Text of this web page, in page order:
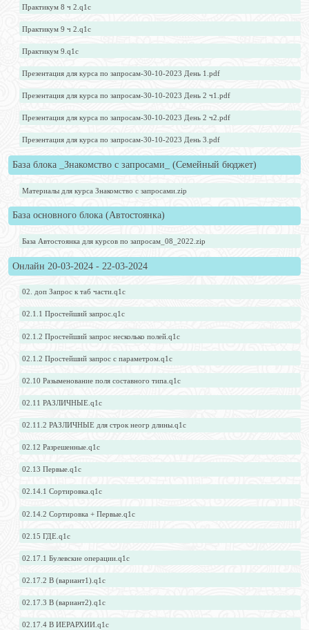
Практикум 8 ч 2.q1c
Практикум 9 ч 2.q1c
Практикум 9.q1c
Презентация для курса по запросам-30-10-2023 День 1.pdf
Презентация для курса по запросам-30-10-2023 День 2 ч1.pdf
Презентация для курса по запросам-30-10-2023 День 2 ч2.pdf
Презентация для курса по запросам-30-10-2023 День 3.pdf
База блока _Знакомство с запросами_ (Семейный бюджет)
Материалы для курса Знакомство с запросами.zip
База основного блока (Автостоянка)
База Автостоянка для курсов по запросам_08_2022.zip
Онлайн 20-03-2024 - 22-03-2024
02. доп Запрос к таб части.q1c
02.1.1 Простейший запрос.q1c
02.1.2 Простейший запрос несколько полей.q1c
02.1.2 Простейший запрос с параметром.q1c
02.10 Разыменование поля составного типа.q1c
02.11 РАЗЛИЧНЫЕ.q1c
02.11.2 РАЗЛИЧНЫЕ для строк неогр длины.q1c
02.12 Разрешенные.q1c
02.13 Первые.q1c
02.14.1 Сортировка.q1c
02.14.2 Сортировка + Первые.q1c
02.15 ГДЕ.q1c
02.17.1 Булевские операции.q1c
02.17.2 В (вариант1).q1c
02.17.3 В (вариант2).q1c
02.17.4 В ИЕРАРХИИ.q1c